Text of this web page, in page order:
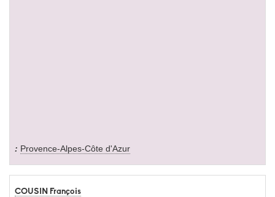
Provence-Alpes-Côte d'Azur
COUSIN François